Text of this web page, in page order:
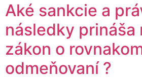
Aké sankcie a
následky prináša
zákon o
odmeňovaní ?